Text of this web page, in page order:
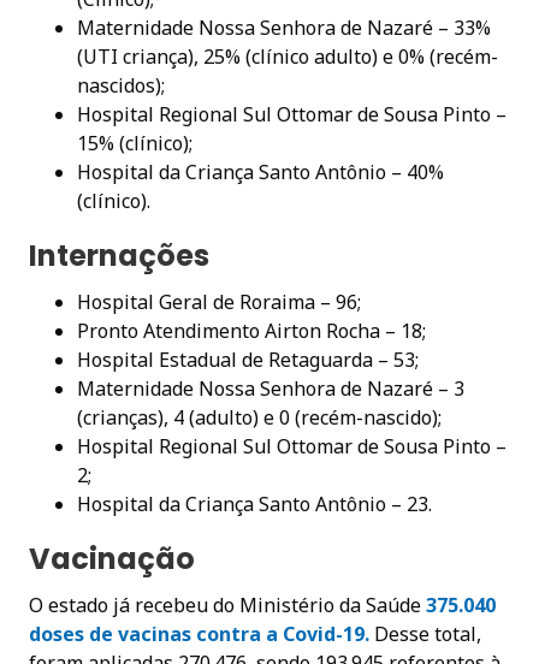
Maternidade Nossa Senhora de Nazaré – 33%
(UTI criança), 25% (clínico adulto) e 0% (recém-
nascidos);
Hospital Regional Sul Ottomar de Sousa Pinto –
15% (clínico);
Hospital da Criança Santo Antônio – 40%
(clínico).
Internações
Hospital Geral de Roraima – 96;
Pronto Atendimento Airton Rocha – 18;
Hospital Estadual de Retaguarda – 53;
Maternidade Nossa Senhora de Nazaré – 3
(crianças), 4 (adulto) e 0 (recém-nascido);
Hospital Regional Sul Ottomar de Sousa Pinto –
2;
Hospital da Criança Santo Antônio – 23.
Vacinação
O estado já recebeu do Ministério da Saúde375.040
doses de vacinas contra a Covid-19. Desse total,